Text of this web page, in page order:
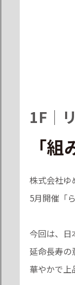
1F ｜
「
株式会社ゆ
5月開催「
今回は、日
延命長寿の
華やかで上